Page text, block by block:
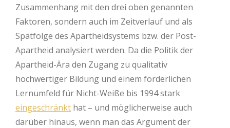
Zusammenhang mit den drei oben genannten
Faktoren, sondern auch im Zeitverlauf und als
Spätfolge des Apartheidsystems bzw. der Post-
Apartheid analysiert werden. Da die Politik der
Apartheid-Ära den Zugang zu qualitativ
hochwertiger Bildung und einem förderlichen
Lernumfeld für Nicht-Weiße bis 1994 stark
eingeschränkt hat – und möglicherweise auch
darüber hinaus, wenn man das Argument der